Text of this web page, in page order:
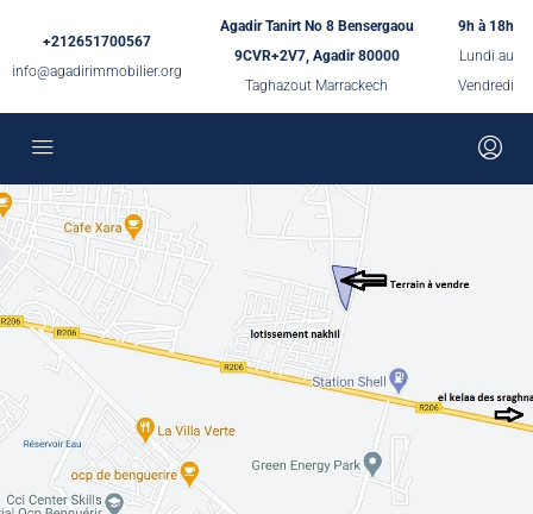
+212651700567
info@agadirimmobilier.org
Agadir Tanirt No 8 Bensergaou
9CVR+2V7, Agadir 80000
Taghazout Marrackech
9h à 18h
Lundi au
Vendredi